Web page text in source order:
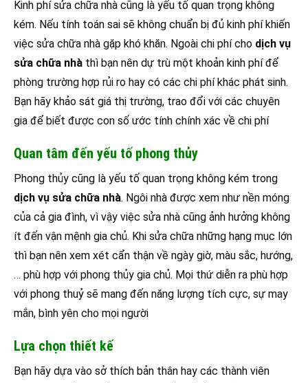
Kinh phí sửa chữa nhà cũng là yếu tố quan trọng không
kém. Nếu tính toán sai sẽ không chuẩn bị đủ kinh phí khiến
việc sửa chữa nhà gặp khó khăn. Ngoài chi phí cho dịch vụ
sửa chữa nhà thì bạn nên dự trù một khoản kinh phí để
phòng trường hợp rủi ro hay có các chi phí khác phát sinh.
Bạn hãy khảo sát giá thị trường, trao đổi với các chuyên
gia để biết được con số ước tính chính xác về chi phí
Quan tâm đến yếu tố phong thủy
Phong thủy cũng là yếu tố quan trọng không kém trong
dịch vụ sửa chữa nhà. Ngôi nhà được xem như nền móng
của cả gia đình, vì vậy việc sửa nhà cũng ảnh hưởng không
ít đến vận mệnh gia chủ. Khi sửa chữa những hạng mục lớn
thì bạn nên xem xét cẩn thận về ngày giờ, màu sắc, hướng,
… phù hợp với phong thủy gia chủ. Mọi thứ diễn ra phù hợp
với phong thuỷ sẽ mang đến năng lượng tích cực, sự may
mắn, bình yên cho mọi người
Lựa chọn thiết kế
Bạn hãy dựa vào sở thích bản thân hay các thành viên